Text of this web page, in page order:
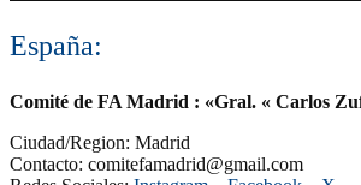
España:
Comité de FA Madrid : «Gral. « Carlos
Ciudad/Region: Madrid
Contacto: comitefamadrid@gmail.com